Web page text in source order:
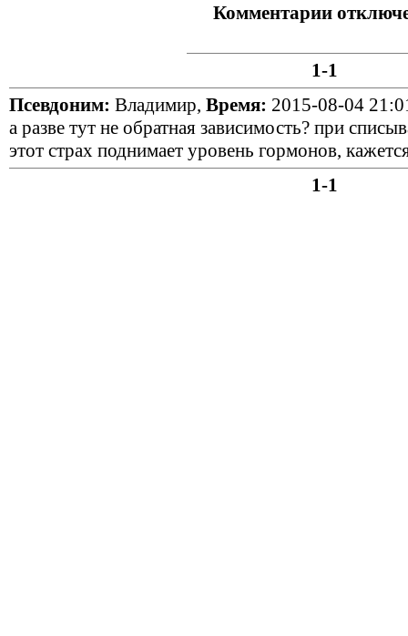
Комментарии
1-1
Псевдоним: Владимир, Время: 2015-08-04
а разве тут не обратная зависимость? при
этот страх поднимает уровень гормонов,
1-1